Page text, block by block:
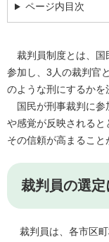
ページ内目次
裁判員制度とは、国
参加し、3人の裁判官
のような刑にするかを
国民が刑事裁判に参
や感覚が反映されると
その信頼が高まること
裁判員の選定
裁判員は、各市区町